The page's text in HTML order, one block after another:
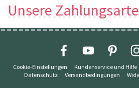
Unsere
Cookie-Einstellungen Kundenservice und Hilfe
Datenschutz
Versandbedingungen